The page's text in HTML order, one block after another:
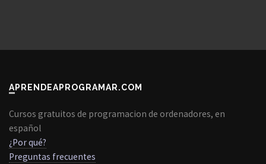
APRENDEAPROGRAMAR.COM
Cursos gratuitos de programacion de ordenadores, en
español
¿Por qué?
Preguntas frecuentes